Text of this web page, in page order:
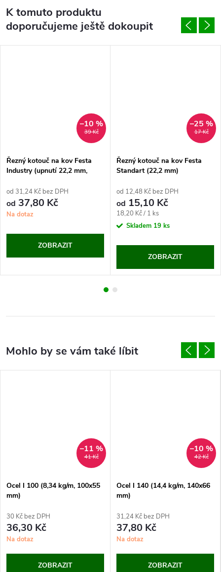
K tomuto produktu
doporučujeme ještě dokoupit
39 Kč
–10 %
Řezný kotouč na kov Festa
Industry (upnutí 22,2 mm,
od 31,24 Kč bez DPH
od 37,80 Kč
Na dotaz
ZOBRAZIT
17 Kč
–25 %
Řezný kotouč na kov Festa
Standart (22,2 mm)
od 12,48 Kč bez DPH
od 15,10 Kč
Měrná
cena:
18,20 Kč / 1 ks
Skladem 19 ks
ZOBRAZIT
41 Kč
–11 %
Ocel I 100 (8,34 kg/m, 100x55
mm)
30 Kč bez DPH
36,30 Kč
Na dotaz
ZOBRAZIT
42 Kč
–10 %
Ocel I 140 (14,4 kg/m, 140x66
mm)
31,24 Kč bez DPH
37,80 Kč
Na dotaz
ZOBRAZIT